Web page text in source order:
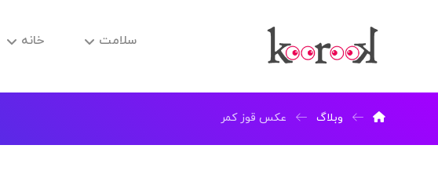
سلامت خانه
وبلاگ عکس قوز کمر